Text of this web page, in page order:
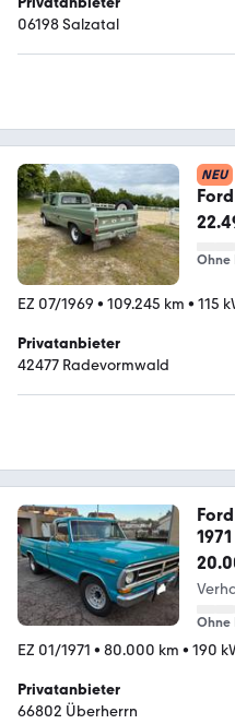
06198 Salzatal
NEU
Ohne
EZ 07/1969 • 109.245 km • 115
Privatanbieter
42477 Radevormwald
1971
Ohne
EZ 01/1971 • 80.000 km • 190
Privatanbieter
66802 Überherrn